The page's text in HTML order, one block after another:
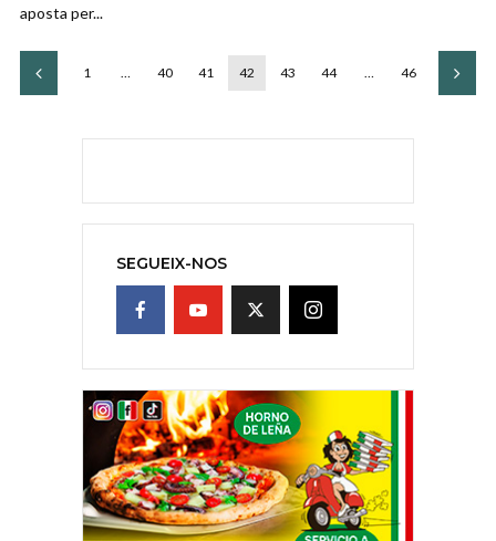
aposta per...
1 … 40 41 42 43 44 … 46
SEGUEIX-NOS